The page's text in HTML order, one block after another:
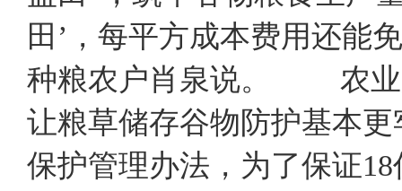
田’，每平方成本费用还能
种粮农户肖泉说。 农业
让粮草储存谷物防护基本
保护管理办法，为了保证